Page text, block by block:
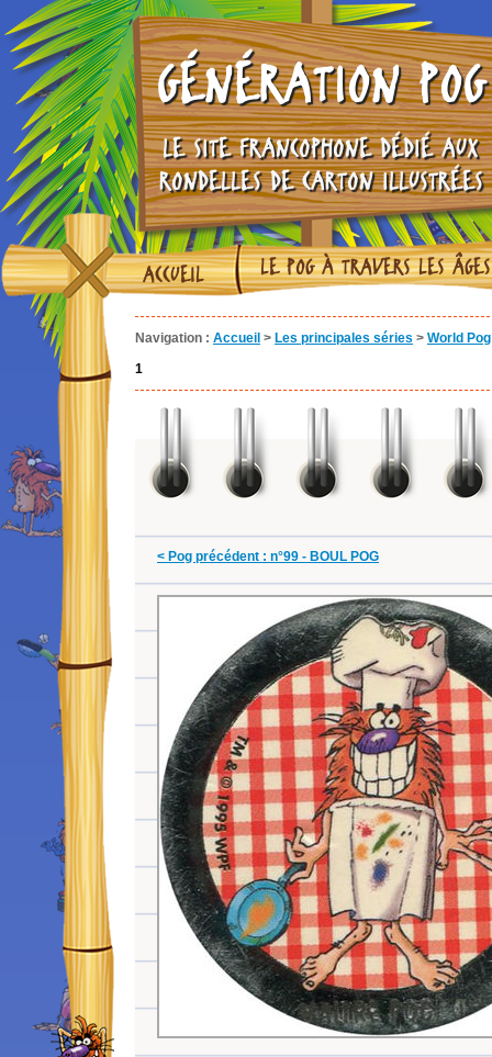
GÉNÉRATION POG
LE SITE FRANCOPHONE DÉDIÉ AUX
RONDELLES DE CARTON ILLUSTRÉES
ACCUEIL LE POG À TRAVERS LES ÂGES
Navigation : Accueil > Les principales séries > World
1
< Pog précédent : n°99 - BOUL POG